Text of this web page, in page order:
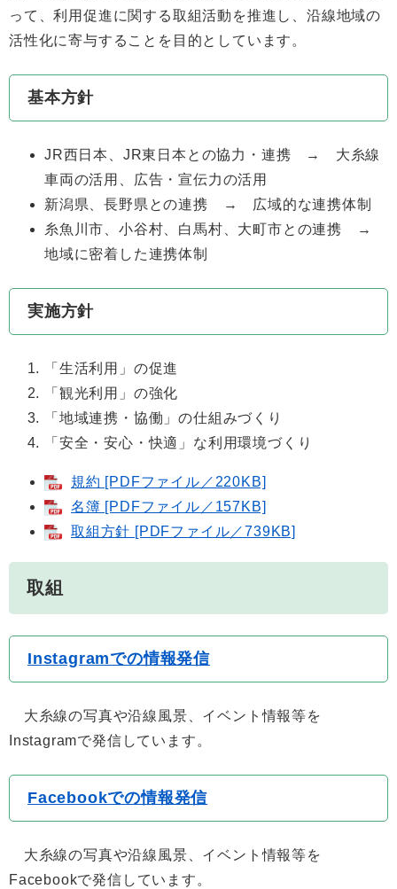
って、利用促進に関する取組活動を推進し、沿線地域の
活性化に寄与することを目的としています。
基本方針
JR西日本、JR東日本との協力・連携 → 大糸線
車両の活用、広告・宣伝力の活用
新潟県、長野県との連携 → 広域的な連携体制
糸魚川市、小谷村、白馬村、大町市との連携 →
地域に密着した連携体制
実施方針
「生活利用」の促進
「観光利用」の強化
「地域連携・協働」の仕組みづくり
「安全・安心・快適」な利用環境づくり
規約 [PDFファイル／220KB]
名簿 [PDFファイル／157KB]
取組方針 [PDFファイル／739KB]
取組
Instagramでの情報発信
大糸線の写真や沿線風景、イベント情報等を
Instagramで発信しています。
Facebookでの情報発信
大糸線の写真や沿線風景、イベント情報等を
Facebookで発信しています。